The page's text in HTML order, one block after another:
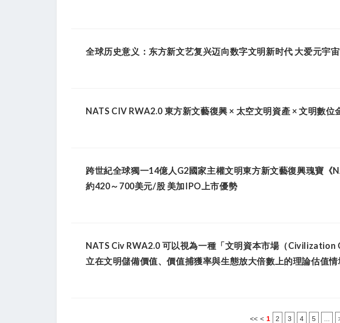
全球历史意义：东方新文艺复兴迈向数字文明新时代 大爱元宇
NATS CIV RWA2.0 東方新文藝復興 × 太空文明資產 × 文明數
跨世紀全球獨一14億人G2國家主權文明東方新文藝復興瑰寶《
約420～700美元/股 美加IPO上市優勢
NATS Civ RWA2.0 可以視為一種「文明資本市場（
立在文明儲備價值、價值捕獲率與生態放大倍數上的理論估值
<< < 1 2 3 4 5